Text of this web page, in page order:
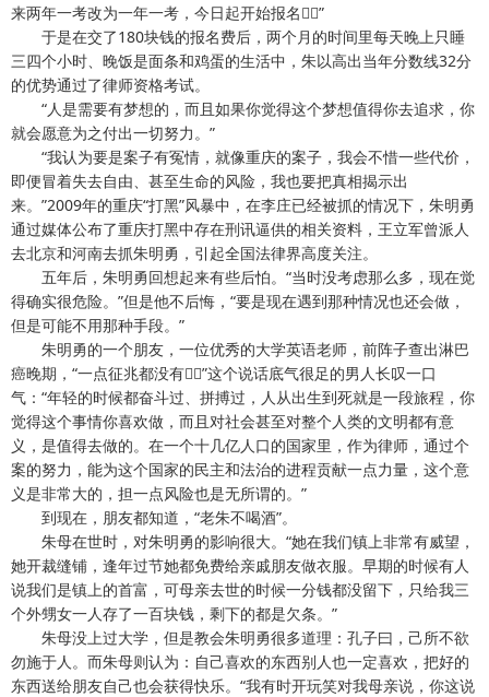
来两年一考改为一年一考，今日起开始报名”
于是在交了180块钱的报名费后，两个月的时间里每天晚上只睡
三四个小时、晚饭是面条和鸡蛋的生活中，朱以高出当年分数线32分
的优势通过了律师资格考试。
“人是需要有梦想的，而且如果你觉得这个梦想值得你去追求，你
就会愿意为之付出一切努力。”
“我认为要是案子有冤情，就像重庆的案子，我会不惜一些代价，
即便冒着失去自由、甚至生命的风险，我也要把真相揭示出
来。”2009年的重庆“打黑”风暴中，在李庄已经被抓的情况下，朱明勇
通过媒体公布了重庆打黑中存在刑讯逼供的相关资料，王立军曾派人
去北京和河南去抓朱明勇，引起全国法律界高度关注。
五年后，朱明勇回想起来有些后怕。“当时没考虑那么多，现在觉
得确实很危险。”但是他不后悔，“要是现在遇到那种情况也还会做，
但是可能不用那种手段。”
朱明勇的一个朋友，一位优秀的大学英语老师，前阵子查出淋巴
癌晚期，“一点征兆都没有”这个说话底气很足的男人长叹一口
气：“年轻的时候都奋斗过、拼搏过，人从出生到死就是一段旅程，你
觉得这个事情你喜欢做，而且对社会甚至对整个人类的文明都有意
义，是值得去做的。在一个十几亿人口的国家里，作为律师，通过个
案的努力，能为这个国家的民主和法治的进程贡献一点力量，这个意
义是非常大的，担一点风险也是无所谓的。”
到现在，朋友都知道，“老朱不喝酒”。
朱母在世时，对朱明勇的影响很大。“她在我们镇上非常有威望，
她开裁缝铺，逢年过节她都免费给亲戚朋友做衣服。早期的时候有人
说我们是镇上的首富，可母亲去世的时候一分钱都没留下，只给我三
个外甥女一人存了一百块钱，剩下的都是欠条。”
朱母没上过大学，但是教会朱明勇很多道理：孔子曰，己所不欲
勿施于人。而朱母则认为：自己喜欢的东西别人也一定喜欢，把好的
东西送给朋友自己也会获得快乐。“我有时开玩笑对我母亲说，你这说